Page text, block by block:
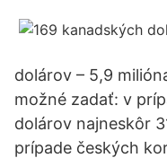
dolárov – 5,9
možné zadať: v
dolárov najneskôr
prípade českých